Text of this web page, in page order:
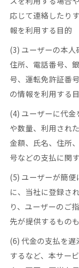
応じて連絡したり
報を利用する目的
(3) ユーザーの本人
住所、電話番号、
号、運転免許証番
の情報を利用する
(4) ユーザーに代
や数量、利用され
金額、氏名、住所
号などの支払に関
(5) ユーザーが簡
に、当社に登録さ
り、ユーザーのご
先が提供するもの
(6) 代金の支払を
するなど、本サー